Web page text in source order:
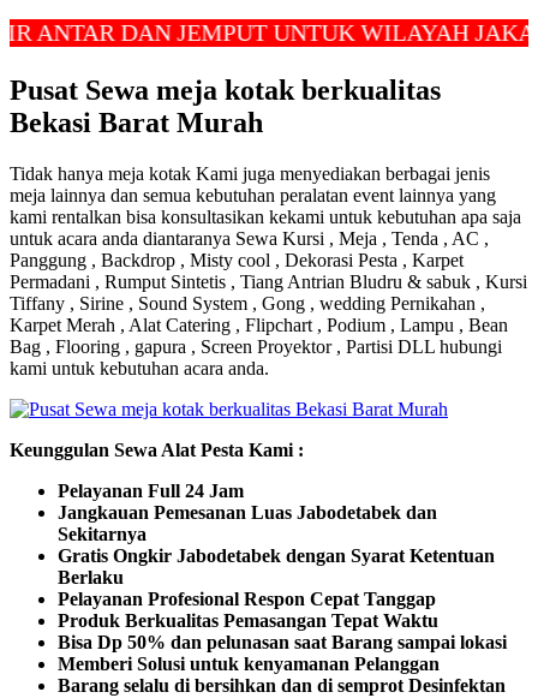
DAN JEMPUT UNTUK WILAYAH JAKARTA,
Pusat Sewa meja kotak berkualitas
Bekasi Barat Murah
Tidak hanya meja kotak Kami juga menyediakan berbagai jenis
meja lainnya dan semua kebutuhan peralatan event lainnya yang
kami rentalkan bisa konsultasikan kekami untuk kebutuhan apa saja
untuk acara anda diantaranya Sewa Kursi , Meja , Tenda , AC ,
Panggung , Backdrop , Misty cool , Dekorasi Pesta , Karpet
Permadani , Rumput Sintetis , Tiang Antrian Bludru & sabuk , Kursi
Tiffany , Sirine , Sound System , Gong , wedding Pernikahan ,
Karpet Merah , Alat Catering , Flipchart , Podium , Lampu , Bean
Bag , Flooring , gapura , Screen Proyektor , Partisi DLL hubungi
kami untuk kebutuhan acara anda.
Keunggulan Sewa Alat Pesta Kami :
Pelayanan Full 24 Jam
Jangkauan Pemesanan Luas Jabodetabek dan
Sekitarnya
Gratis Ongkir Jabodetabek dengan Syarat Ketentuan
Berlaku
Pelayanan Profesional Respon Cepat Tanggap
Produk Berkualitas Pemasangan Tepat Waktu
Bisa Dp 50% dan pelunasan saat Barang sampai lokasi
Memberi Solusi untuk kenyamanan Pelanggan
Barang selalu di bersihkan dan di semprot Desinfektan